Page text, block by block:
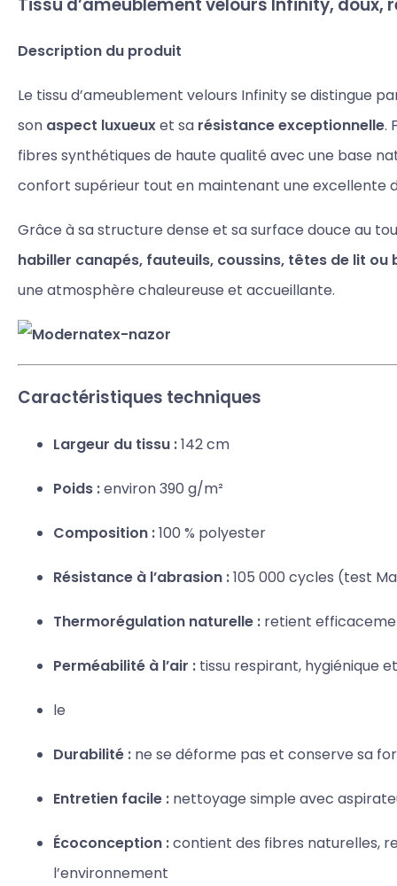
Description du produit
Le tissu d’ameublement velours Infinity se distingue
son aspect luxueuxet sa résistance exceptionnelle.
fibres synthétiques de haute qualité avec une base
confort supérieur tout en maintenant une excellente
Grâce à sa structure dense et sa surface douce au
habiller canapés, fauteuils, coussins, têtes de lit ou
une atmosphère chaleureuse et accueillante.
Caractéristiques techniques
Largeur du tissu :142 cm
Poids :environ 390 g/m²
Composition :100 % polyester
Résistance à l’abrasion :105 000 cycles (test
Thermorégulation naturelle : retient
Perméabilité à l’air : tissu respirant, hygiénique
le
Durabilité : ne se déforme pas et conserve sa
Entretien facile : nettoyage simple avec
Écoconception :contient des fibres naturelles,
l’environnement